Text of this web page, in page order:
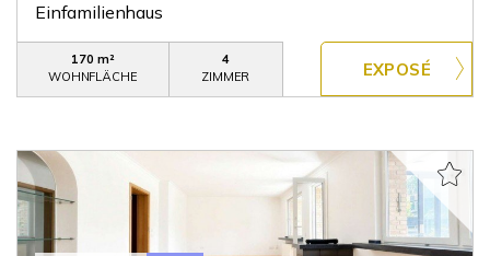
Einfamilienhaus
170 m²
WOHNFLÄCHE
4
ZIMMER